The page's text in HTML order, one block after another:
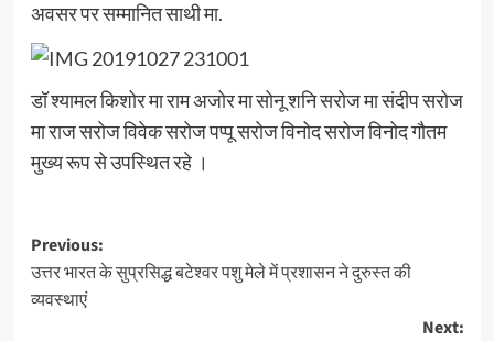
अवसर पर सम्मानित साथी मा.
डॉ श्यामल किशोर मा राम अजोर मा सोनू शनि सरोज मा संदीप सरोज
मा राज सरोज विवेक सरोज पप्पू सरोज विनोद सरोज विनोद गौतम
मुख्य रूप से उपस्थित रहे ।
Post
navigation
Previous:
उत्तर भारत के सुप्रसिद्ध बटेश्वर पशु मेले में प्रशासन ने दुरुस्त की
व्यवस्थाएं
Next: